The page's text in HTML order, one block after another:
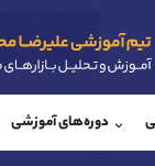
دوره‌های آموزشی